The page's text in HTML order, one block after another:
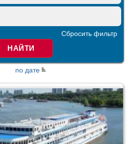
Сбросить фильтр
НАЙТИ
по дате